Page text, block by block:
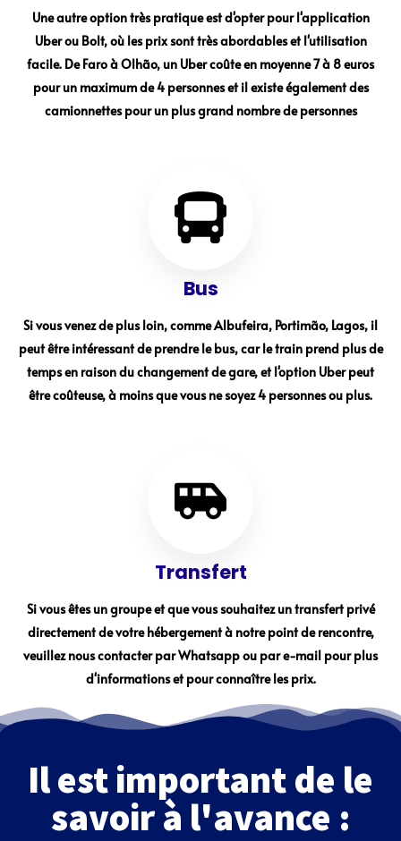
Une autre option très pratique est d'opter pour l'application
Uber ou Bolt, où les prix sont très abordables et l'utilisation
facile. De Faro à Olhão, un Uber coûte en moyenne 7 à 8 euros
pour un maximum de 4 personnes et il existe également des
camionnettes pour un plus grand nombre de personnes
Bus
Si vous venez de plus loin, comme Albufeira, Portimão, Lagos, il
peut être intéressant de prendre le bus, car le train prend plus de
temps en raison du changement de gare, et l'option Uber peut
être coûteuse, à moins que vous ne soyez 4 personnes ou plus.
Transfert
Si vous êtes un groupe et que vous souhaitez un transfert privé
directement de votre hébergement à notre point de rencontre,
veuillez nous contacter par Whatsapp ou par e-mail pour plus
d'informations et pour connaître les prix.
Il est important de le
savoir à l'avance :